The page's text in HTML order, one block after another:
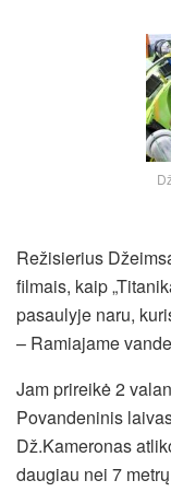
Režisierius
filmais, kaip
pasaulyje naru,
– Ramiajame
Jam prireikė 2
Povandeninis
Dž.Kameronas
daugiau nei 7